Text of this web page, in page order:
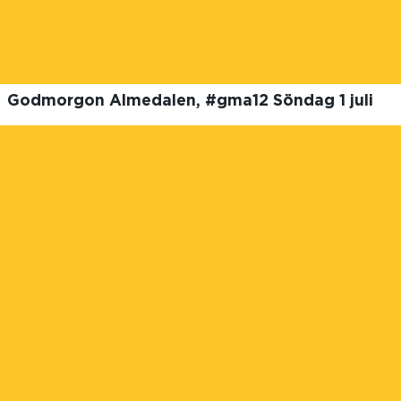
Godmorgon Almedalen, #gma12 Söndag 1 juli